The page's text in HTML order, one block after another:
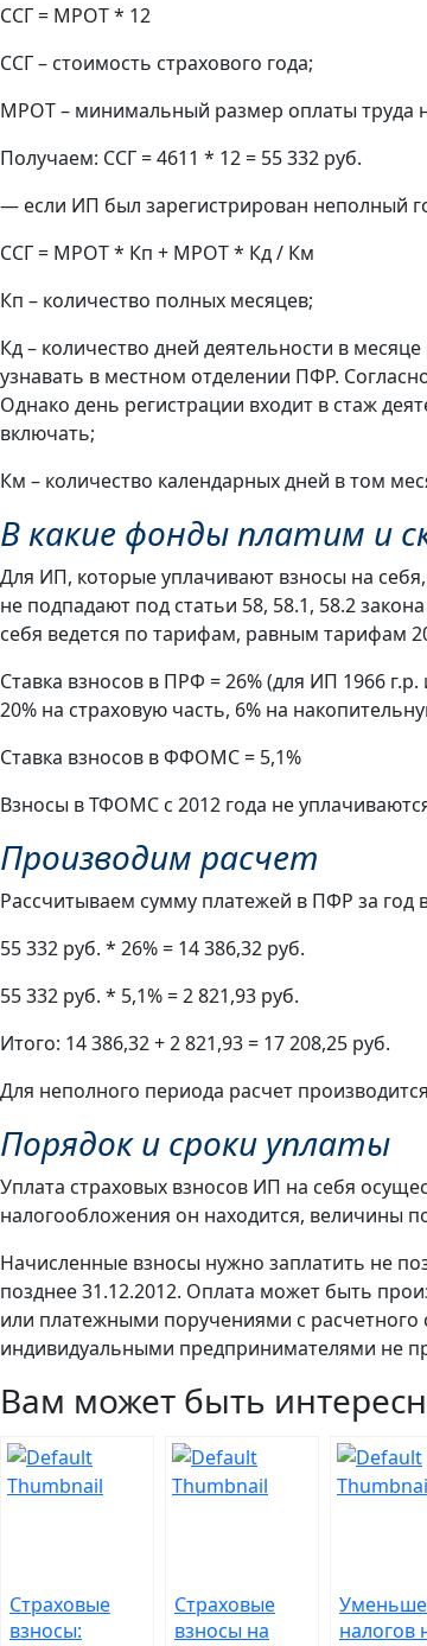
ССГ = МРОТ * 12
ССГ – стоимость страхового года;
МРОТ – минимальный размер оплаты труда
Получаем: ССГ = 4611 * 12 = 55 332 руб.
— если ИП был зарегистрирован неполный
ССГ = МРОТ * Кп + МРОТ * Кд / Км
Кп – количество полных месяцев;
Кд – количество дней деятельности в
узнавать в местном отделении ПФР.
Однако день регистрации входит в стаж
включать;
Км – количество календарных дней в том
В какие фонды платим и
Для ИП, которые уплачивают взносы на
не подпадают под статьи 58, 58.1, 58.2
себя ведется по тарифам, равным тарифам
Ставка взносов в ПРФ = 26% (для ИП 1966
20% на страховую часть, 6% на
Ставка взносов в ФФОМС = 5,1%
Взносы в ТФОМС с 2012 года не
Производим расчет
Рассчитываем сумму платежей в ПФР за год
55 332 руб. * 26% = 14 386,32 руб.
55 332 руб. * 5,1% = 2 821,93 руб.
Итого: 14 386,32 + 2 821,93 = 17 208,25 руб.
Для неполного периода расчет
Порядок и сроки уплаты
Уплата страховых взносов ИП на себя
налогообложения он находится, величины
Начисленные взносы нужно заплатить не
позднее 31.12.2012. Оплата может быть
или платежными поручениями с расчетного
индивидуальными предпринимателями не
Вам может быть
Страховые
взносы:
Страховые
взносы на
налогов